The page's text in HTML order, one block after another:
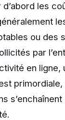
les
ou des
par
en ligne,